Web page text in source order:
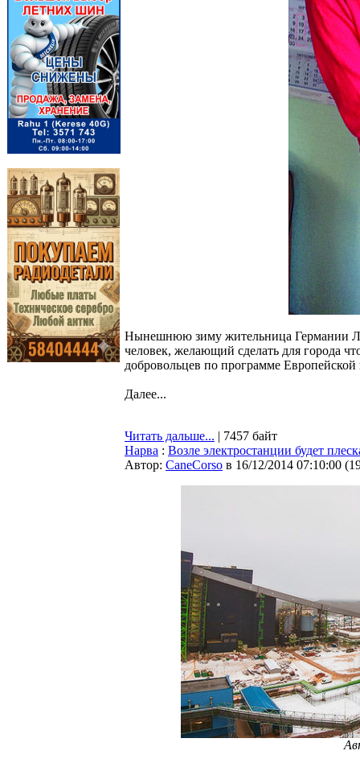
Нынешнюю зиму жительница Германии
человек, желающий сделать для города
добровольцев по программе
Далее...
Читать дальше... | 7457 байт
Нарва : Возле электростанции будет
Автор: CaneCorso в 16/12/2014 07:10:00 (